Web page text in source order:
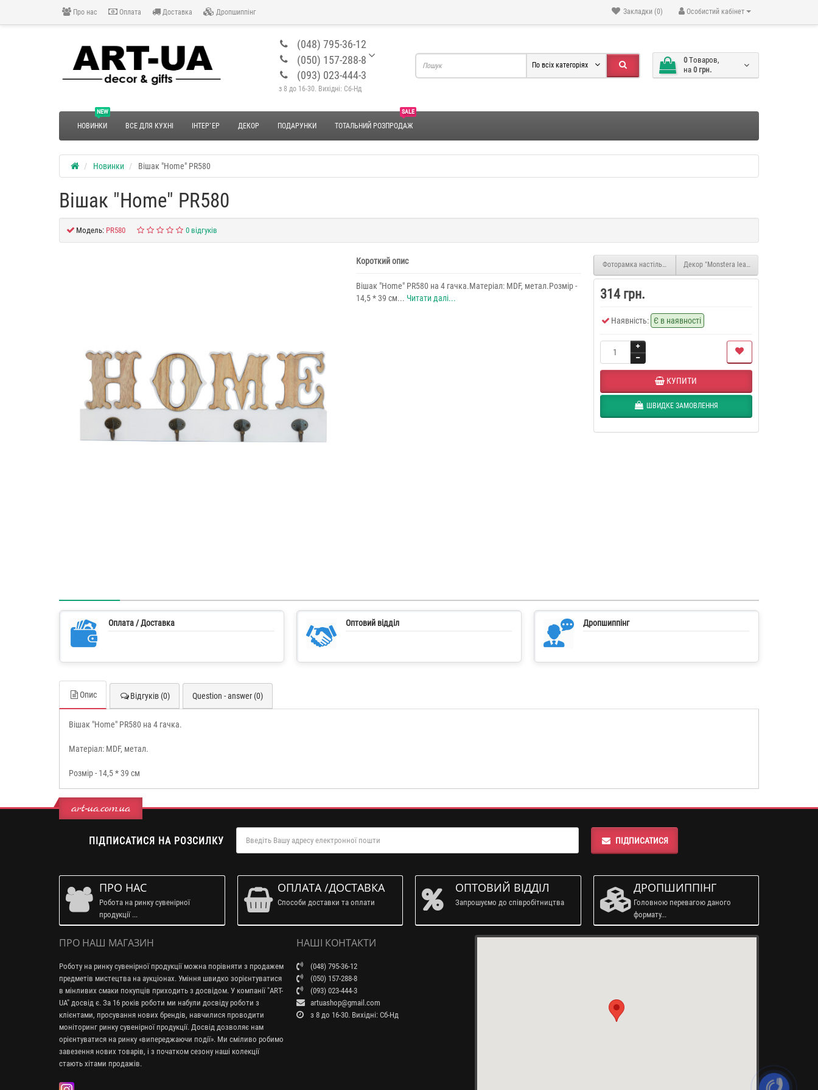
Про нас Оплата Доставка Дропшиппінг Особистий кабінет
Закладки (0)
(048) 795-36-12
(050) 157-288-8
(093) 023-444-3
з 8 до 16-30. Вихідні: Сб-Нд
0 Tоваров,
на 0 грн.
По всіх категоріях
NEW
НОВИНКИ ВСЕ ДЛЯ КУХНІ ІНТЕР`ЕР ДЕКОР ПОДАРУНКИ
SALE
ТОТАЛЬНИЙ РОЗПРОДАЖ
Новинки Вішак "Home" PR580
Вішак "Home" PR580
Модель: PR580 0 відгуків
Короткий опис
Вішак "Home" PR580 на 4 гачка.Матеріал: MDF, метал.Розмір -
14,5 * 39 см... Читати далі...
Фоторамка настільна "Map" PR742Декор "Monstera leaf" PR022
314 грн.
Наявність: Є в наявності
КУПИТИ
ШВИДКЕ ЗАМОВЛЕННЯ
Оплата / Доставка Оптовий відділ Дропшиппінг
Опис Відгуків (0) Question - answer (0)
Вішак "Home" PR580 на 4 гачка.
Матеріал: MDF, метал.
Розмір - 14,5 * 39 см
art-ua.com.ua
ПІДПИСАТИСЯ НА РОЗСИЛКУ ПІДПИСАТИСЯ
ПРО НАС
Робота на ринку сувенірної
продукції ...
ОПЛАТА /ДОСТАВКА
Способи доставки та оплати
ОПТОВИЙ ВІДДІЛ
Запрошуємо до співробітництва
ДРОПШИППІНГ
Головною перевагою даного
формату...
ПРО НАШ МАГАЗИН
Роботу на ринку сувенірної продукції можна порівняти з продажем
предметів мистецтва на аукціонах. Уміння швидко зорієнтуватися
в мінливих смаки покупців приходить з досвідом. У компанії "ART-
UA" досвід є. За 16 років роботи ми набули досвіду роботи з
клієнтами, просування нових брендів, навчилися проводити
моніторинг ринку сувенірної продукції. Досвід дозволяє нам
орієнтуватися на ринку «випереджаючи події». Ми сміливо робимо
завезення нових товарів, і з початком сезону наші колекції
стають хітами продажів.
НАШІ КОНТАКТИ
(048) 795-36-12
(050) 157-288-8
(093) 023-444-3
artuashop@gmail.com
з 8 до 16-30. Вихідні: Сб-Нд